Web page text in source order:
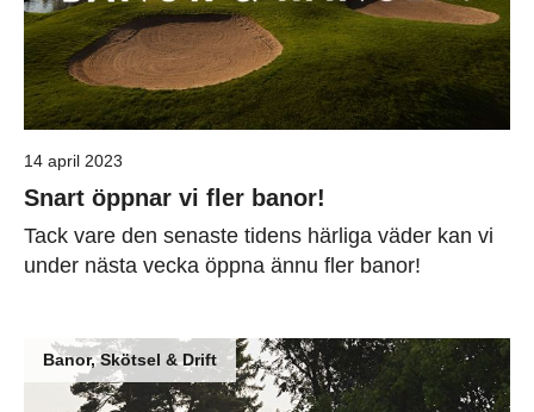
14 april 2023
Snart öppnar vi fler banor!
Tack vare den senaste tidens härliga väder kan vi
under nästa vecka öppna ännu fler banor!
Banor, Skötsel & Drift